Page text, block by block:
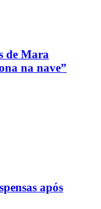
de Mara
na nave”
após